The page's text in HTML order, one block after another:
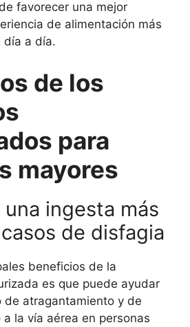
favorecer una mejor
de alimentación más
día a día.
de los
para
mayores
una ingesta más
de disfagia
beneficios de la
es que puede ayudar
de atragantamiento y de
la vía aérea en personas